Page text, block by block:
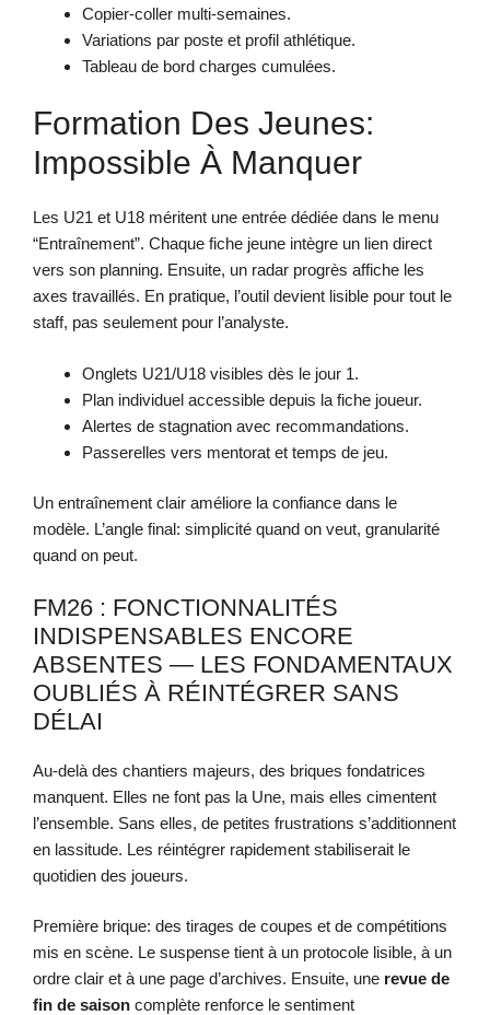
Copier-coller multi-semaines.
Variations par poste et profil athlétique.
Tableau de bord charges cumulées.
Formation Des Jeunes:
Impossible À Manquer
Les U21 et U18 méritent une entrée dédiée dans le menu
“Entraînement”. Chaque fiche jeune intègre un lien direct
vers son planning. Ensuite, un radar progrès affiche les
axes travaillés. En pratique, l’outil devient lisible pour tout le
staff, pas seulement pour l’analyste.
Onglets U21/U18 visibles dès le jour 1.
Plan individuel accessible depuis la fiche joueur.
Alertes de stagnation avec recommandations.
Passerelles vers mentorat et temps de jeu.
Un entraînement clair améliore la confiance dans le
modèle. L’angle final: simplicité quand on veut, granularité
quand on peut.
FM26 : FONCTIONNALITÉS
INDISPENSABLES ENCORE
ABSENTES — LES FONDAMENTAUX
OUBLIÉS À RÉINTÉGRER SANS
DÉLAI
Au-delà des chantiers majeurs, des briques fondatrices
manquent. Elles ne font pas la Une, mais elles cimentent
l’ensemble. Sans elles, de petites frustrations s’additionnent
en lassitude. Les réintégrer rapidement stabiliserait le
quotidien des joueurs.
Première brique: des tirages de coupes et de compétitions
mis en scène. Le suspense tient à un protocole lisible, à un
ordre clair et à une page d’archives. Ensuite, une revue de
fin de saison complète renforce le sentiment